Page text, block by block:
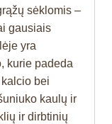
sėklomis –
gausiais
yra
kurie padeda
bei
kaulų ir
ir dirbtinių